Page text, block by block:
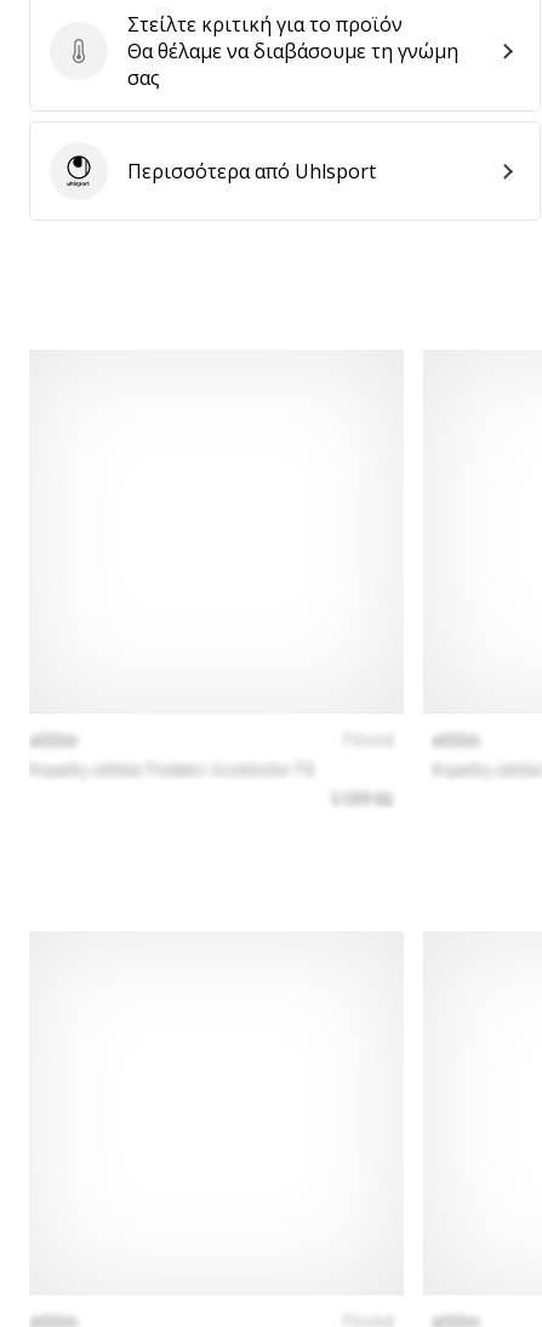
Στείλτε κριτική για το προϊόν
Στείλτε κριτική για το προϊόν
Θα θέλαμε να διαβάσουμε τη γνώμη
σας
UhlsportΠερισσότερα από Uhlsport